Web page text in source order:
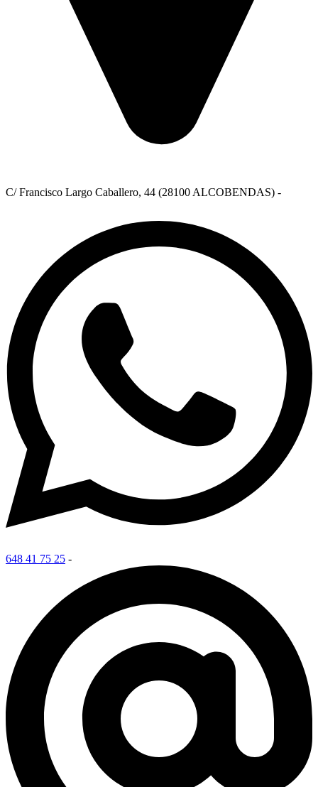
C/ Francisco Largo Caballero, 44 (28100 ALCOBENDAS) -
648 41 75 25 -